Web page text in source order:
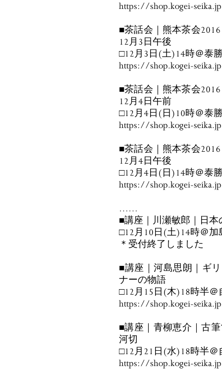
https://shop.kogei-
■茶話会｜熊本茶会
12月3日午後
□12月3日(土)14時＠泰
https://shop.kogei-
■茶話会｜熊本茶会
12月4日午前
□12月4日(日)10時＠泰
https://shop.kogei-
■茶話会｜熊本茶会
12月4日午後
□12月4日(日)14時＠泰
https://shop.kogei-
……
■講座｜川瀬敏郎｜日本
□12月10日(土)14時＠
＊受付終了しました
■講座｜河島思朗｜ギ
ナーの物語
□12月15日(木)18時半
https://shop.kogei-
■講座｜青柳恵介｜古
河切
□12月21日(水)18時半
https://shop.kogei-